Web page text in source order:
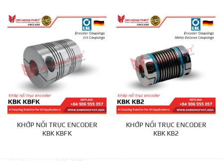
KHỚP NỐI TRỤC ENCODER
KBK KBFK
KHỚP NỐI TRỤC ENCODER
KBK KB2